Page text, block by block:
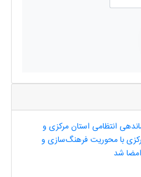
انتظامی استان مرکزی و
با محوریت فرهنگ‌سازی و
شد